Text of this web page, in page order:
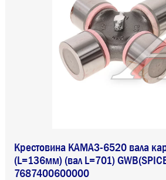
Крестовина КАМАЗ-6520 вала
(L=136мм) (вал L=701)
7687400600000